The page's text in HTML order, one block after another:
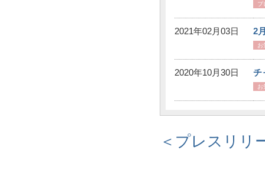
プ
2021年02月03日 2
お
2020年10月30日 チ
お
＜プレスリリ